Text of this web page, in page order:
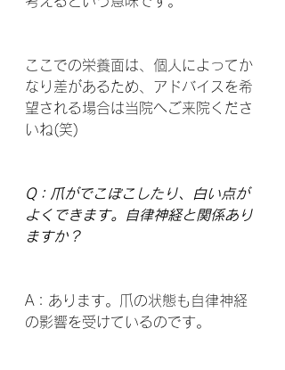
ここでの栄養面は、個人によってか
なり差があるため、アドバイスを希
望される場合は当院へご来院くださ
いね(笑)
Q：爪がでこぼこしたり、白い点が
よくできます。自律神経と関係あり
ますか？
A：あります。爪の状態も自律神経
の影響を受けているのです。